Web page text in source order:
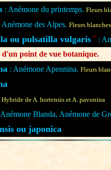
: Anémone du printemps. Fleurs
Anémone des Alpes. Fleurs
ou pulsatilla vulgaris ´ :
d'un point de vue botanique.
: Anémone Apennina. Fleurs
Hybride de A. hortensis et A. pavonina
Anémone Blanda, Anémone de
ou japonica